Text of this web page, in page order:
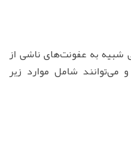
شبیه به عفونت‌های ناشی از
می‌توانند شامل موارد زیر